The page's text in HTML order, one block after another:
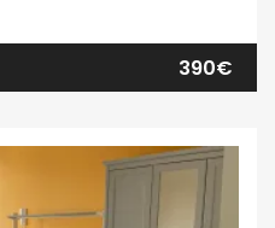
390€